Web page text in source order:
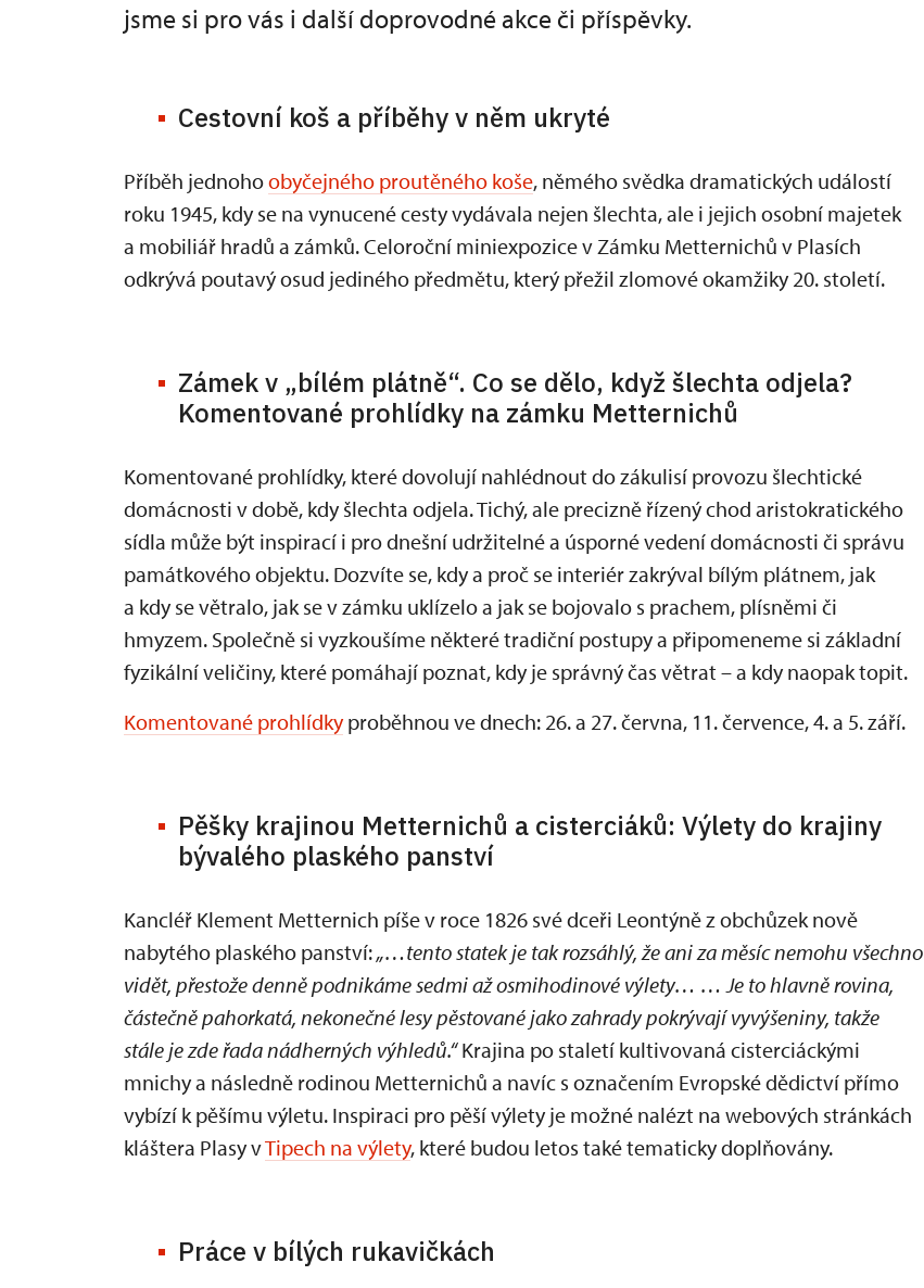
jsme si pro vás i další doprovodné akce či příspěvky.
Cestovní koš a příběhy v něm ukryté
Příběh jednohoobyčejného proutěného koše, němého svědka dramatických událostí
roku 1945, kdy se na vynucené cesty vydávala nejen šlechta, ale i jejich osobní majetek
a mobiliář hradů a zámků. Celoroční miniexpozice v Zámku Metternichů v Plasích
odkrývá poutavý osud jediného předmětu, který přežil zlomové okamžiky 20. století.
Zámek v „bílém plátně“. Co se dělo, když šlechta odjela?
Komentované prohlídky na zámku Metternichů
Komentované prohlídky, které dovolují nahlédnout do zákulisí provozu šlechtické
domácnosti v době, kdy šlechta odjela. Tichý, ale precizně řízený chod aristokratického
sídla může být inspirací i pro dnešní udržitelné a úsporné vedení domácnosti či správu
památkového objektu. Dozvíte se, kdy a proč se interiér zakrýval bílým plátnem, jak
a kdy se větralo, jak se v zámku uklízelo a jak se bojovalo s prachem, plísněmi či
hmyzem. Společně si vyzkoušíme některé tradiční postupy a připomeneme si základní
fyzikální veličiny, které pomáhají poznat, kdy je správný čas větrat – a kdy naopak topit.
Komentované prohlídkyproběhnou ve dnech: 26. a 27. června, 11. července, 4. a 5. září.
Pěšky krajinou Metternichů a cisterciáků: Výlety do krajiny
bývalého plaského panství
Kancléř Klement Metternich píše v roce 1826 své dceři Leontýně z obchůzek nově
nabytého plaského panství:„…tento statek je tak rozsáhlý, že ani za měsíc nemohu všechno
vidět, přestože denně podnikáme sedmi až osmihodinové výlety… … Je to hlavně rovina,
částečně pahorkatá, nekonečné lesy pěstované jako zahrady pokrývají vyvýšeniny, takže
stále je zde řada nádherných výhledů.“Krajina po staletí kultivovaná cisterciáckými
mnichy a následně rodinou Metternichů a navíc s označením Evropské dědictví přímo
vybízí k pěšímu výletu. Inspiraci pro pěší výlety je možné nalézt na webových stránkách
kláštera Plasy vTipech na výlety, které budou letos také tematicky doplňovány.
Práce v bílých rukavičkách